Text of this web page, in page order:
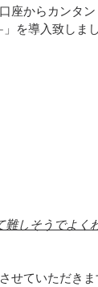
座からカンタン
を導入致しまし
しそうでよく
せていただきま